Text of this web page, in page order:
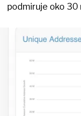
podmiruje oko 30